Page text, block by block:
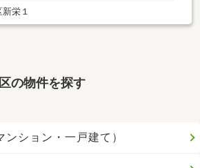
栄１
の物件を探す
ション・一戸建て）